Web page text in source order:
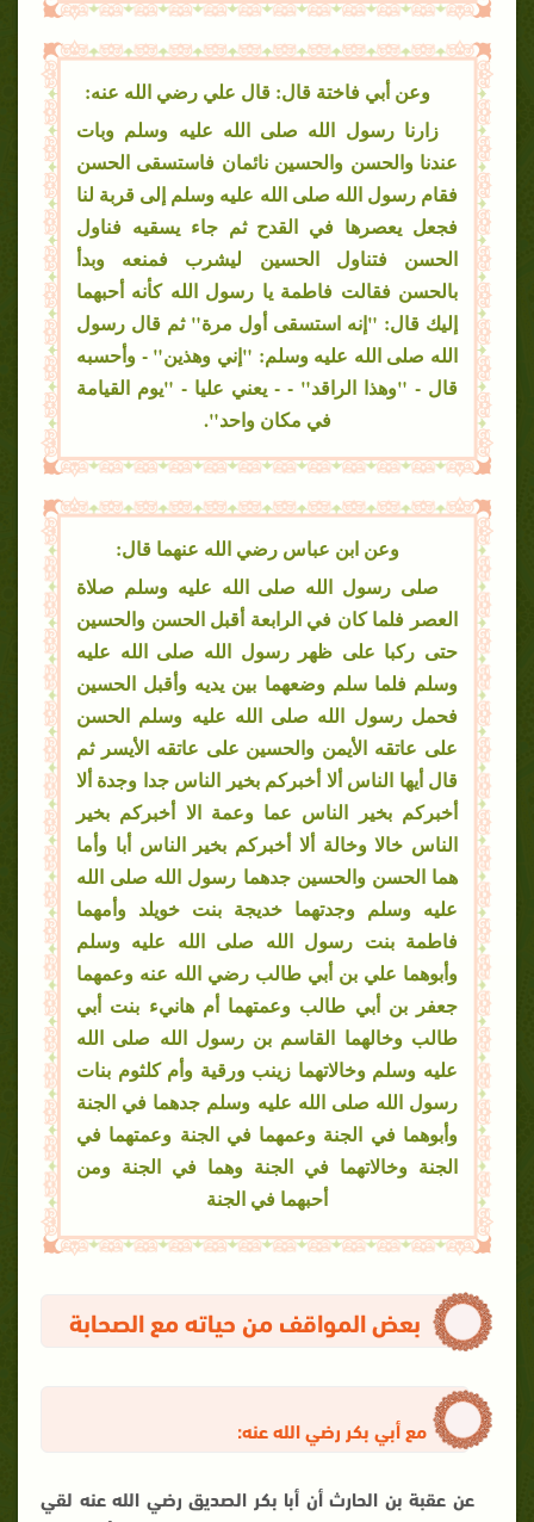
وعن أبي فاختة قال: قال علي رضي الله عنه:
زارنا رسول الله صلى الله عليه وسلم وبات
عندنا والحسن والحسين نائمان فاستسقى الحسن
فقام رسول الله صلى الله عليه وسلم إلى قربة لنا
فجعل يعصرها في القدح ثم جاء يسقيه فناول
الحسن فتناول الحسين ليشرب فمنعه وبدأ
بالحسن فقالت فاطمة يا رسول الله كأنه أحبهما
إليك قال: "إنه استسقى أول مرة" ثم قال رسول
الله صلى الله عليه وسلم: "إني وهذين" - وأحسبه
قال - "وهذا الراقد" - - يعني عليا - "يوم القيامة
في مكان واحد".
وعن ابن عباس رضي الله عنهما قال:
صلى رسول الله صلى الله عليه وسلم صلاة
العصر فلما كان في الرابعة أقبل الحسن والحسين
حتى ركبا على ظهر رسول الله صلى الله عليه
وسلم فلما سلم وضعهما بين يديه وأقبل الحسين
فحمل رسول الله صلى الله عليه وسلم الحسن
على عاتقه الأيمن والحسين على عاتقه الأيسر ثم
قال أيها الناس ألا أخبركم بخير الناس جدا وجدة ألا
أخبركم بخير الناس عما وعمة الا أخبركم بخير
الناس خالا وخالة ألا أخبركم بخير الناس أبا وأما
هما الحسن والحسين جدهما رسول الله صلى الله
عليه وسلم وجدتهما خديجة بنت خويلد وأمهما
فاطمة بنت رسول الله صلى الله عليه وسلم
وأبوهما علي بن أبي طالب رضي الله عنه وعمهما
جعفر بن أبي طالب وعمتهما أم هانيء بنت أبي
طالب وخالهما القاسم بن رسول الله صلى الله
عليه وسلم وخالاتهما زينب ورقية وأم كلثوم بنات
رسول الله صلى الله عليه وسلم جدهما في الجنة
وأبوهما في الجنة وعمهما في الجنة وعمتهما في
الجنة وخالاتهما في الجنة وهما في الجنة ومن
أحبهما في الجنة
بعض المواقف من حياته مع الصحابة
مع أبي بكر رضي الله عنه:
عن عقبة بن الحارث أن أبا بكر الصديق رضي الله عنه لقي